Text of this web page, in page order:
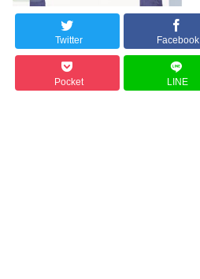
Twitter Facebook
Pocket LINE